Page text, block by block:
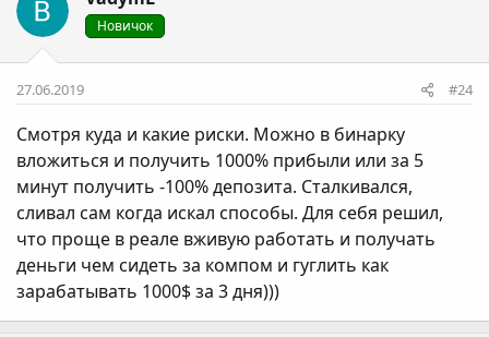
Новичок
27.06.2019 #24
Смотря куда и какие риски. Можно в бинарку
вложиться и получить 1000% прибыли или за 5
минут получить -100% депозита. Сталкивался,
сливал сам когда искал способы. Для себя решил,
что проще в реале вживую работать и получать
деньги чем сидеть за компом и гуглить как
зарабатывать 1000$ за 3 дня)))